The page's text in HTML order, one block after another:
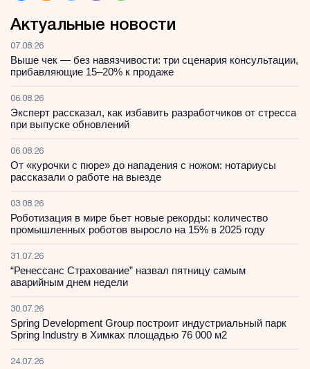
Актуальные новости
07.08.26
Выше чек — без навязчивости: три сценария консультации,
прибавляющие 15–20% к продаже
06.08.26
Эксперт рассказал, как избавить разработчиков от стресса
при выпуске обновлений
06.08.26
От «курочки с пюре» до нападения с ножом: нотариусы
рассказали о работе на выезде
03.08.26
Роботизация в мире бьет новые рекорды: количество
промышленных роботов выросло на 15% в 2025 году
31.07.26
“Ренессанс Страхование” назвал пятницу самым
аварийным днем недели
30.07.26
Spring Development Group построит индустриальный парк
Spring Industry в Химках площадью 76 000 м2
24.07.26